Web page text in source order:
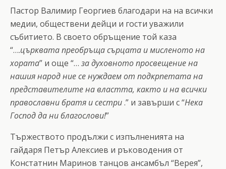
Пастор Валимир Георгиев благодари на на всички
медии, обществени дейци и гости уважили
събитието. В своето обръщение той каза
“….църквата преобръща сърцата и мисленото на
хората” и още “… за духовното просвещение на
нашия народ ние се нуждаем от подкрпетата на
представителите на властта, както и на всички
православни братя и сестри.” и завърши с “Нека
Господ да ни благослови!”
Тържеството продължи с изпълненията на
гайдаря Петър Алексиев и ръководения от
Констатнин Маринов танцов ансамбъл “Верея”,